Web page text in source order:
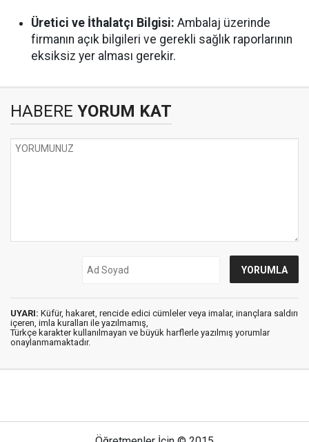
Üretici ve İthalatçı Bilgisi: Ambalaj üzerinde
firmanın açık bilgileri ve gerekli sağlık raporlarının
eksiksiz yer alması gerekir.
HABERE YORUM KAT
UYARI: Küfür, hakaret, rencide edici cümleler veya imalar, inançlara saldırı
içeren, imla kuralları ile yazılmamış,
Türkçe karakter kullanılmayan ve büyük harflerle yazılmış yorumlar
onaylanmamaktadır.